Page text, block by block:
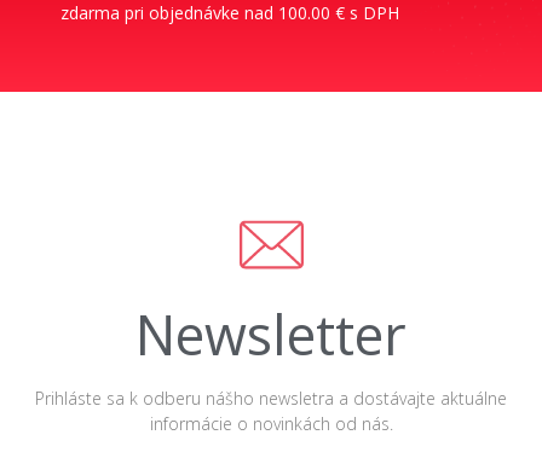
zdarma pri objednávke nad 100.00 € s DPH
Newsletter
Prihláste sa k odberu nášho newsletra a dostávajte aktuálne
informácie o novinkách od nás.